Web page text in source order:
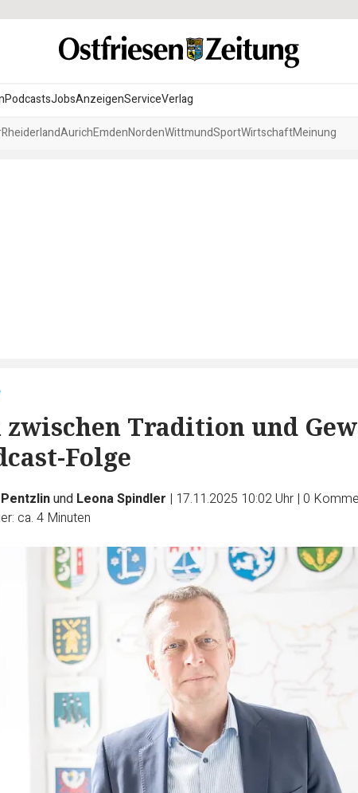
PodcastsJobsAnzeigenServiceVerlag
RheiderlandAurichEmdenNordenWittmundSportWirtschaftMeinung
zwischen Tradition und
Folge
und Leona Spindler | 17.11.2025 10:02 Uhr | 0
ca. 4 Minuten